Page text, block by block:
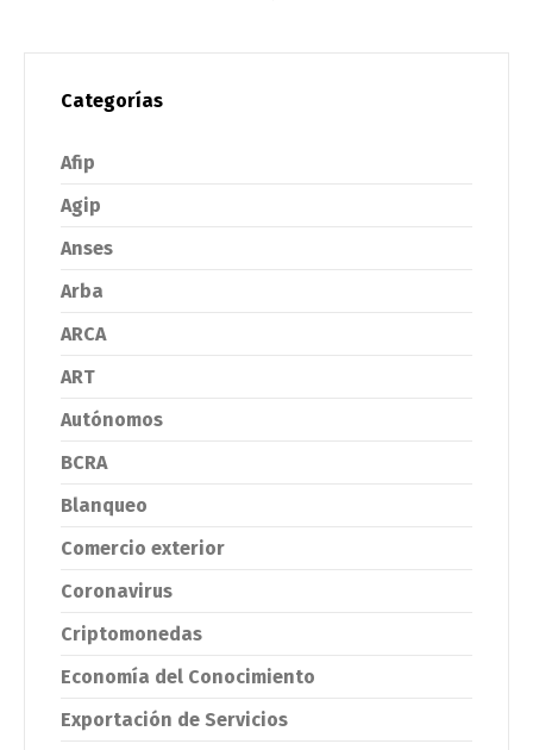
Categorías
Afip
Agip
Anses
Arba
ARCA
ART
Autónomos
BCRA
Blanqueo
Comercio exterior
Coronavirus
Criptomonedas
Economía del Conocimiento
Exportación de Servicios